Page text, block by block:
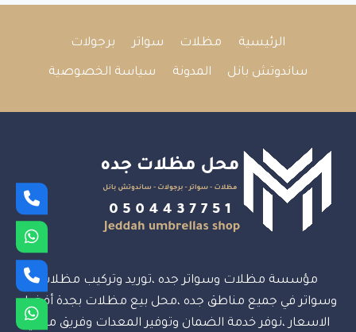
الرئيسية مظلات سواتر برجولات
ساندوتش بانل المدونة سياسة الخصوصية
مؤسسة مظلات وسواتر جده ،توريد وتركيب مظلات
وسواتر في جميع مناطق جده ،محل بيع مظلات بجدة أفضل
الاسعار ،نوفر خدمة الضمان وتوفير المعدات وفريق مهني